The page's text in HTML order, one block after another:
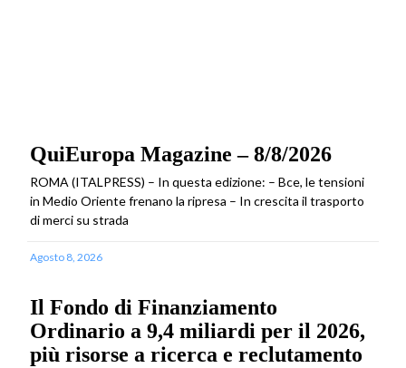
QuiEuropa Magazine – 8/8/2026
ROMA (ITALPRESS) – In questa edizione: – Bce, le tensioni
in Medio Oriente frenano la ripresa – In crescita il trasporto
di merci su strada
Agosto 8, 2026
Il Fondo di Finanziamento
Ordinario a 9,4 miliardi per il 2026,
più risorse a ricerca e reclutamento